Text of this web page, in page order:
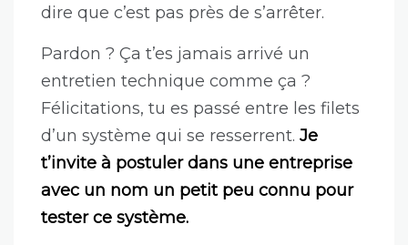
dire que c’est pas près de s’arrêter.
Pardon ? Ça t’es jamais arrivé un
entretien technique comme ça ?
Félicitations, tu es passé entre les filets
d’un système qui se resserrent. Je
t’invite à postuler dans une entreprise
avec un nom un petit peu connu pour
tester ce système.